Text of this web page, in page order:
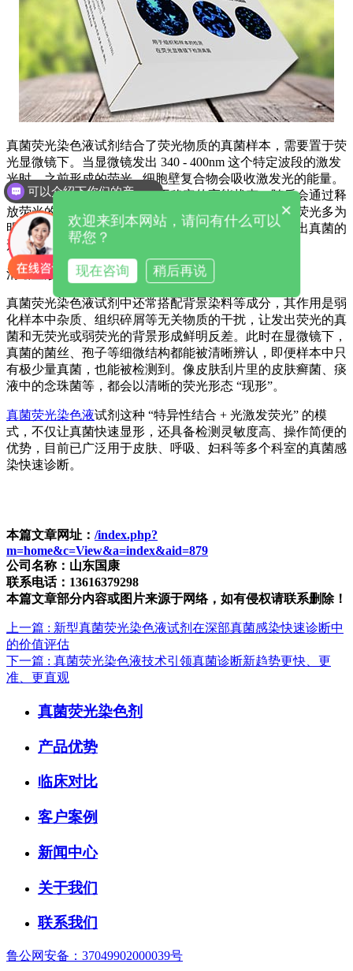
真菌荧光染色液试剂结合了荧光物质的真菌样本，需要置于荧
光显微镜下。当显微镜发出 340 - 400nm 这个特定波段的激发
光时，之前形成的荧光 - 细胞壁复合物会吸收激发光的能量。
吸收能量后的复合物会处于不稳定的高能状态，随后会通过释
放荧光的方式回到稳定状态。通常情况下，释放出的荧光多为
明亮的蓝绿色，这种荧光信号强度高，能清晰地凸显出真菌的
形态。
清晰显形：反差对比助力精准观察
真菌荧光染色液试剂中还常搭配背景染料等成分，其作用是弱
化样本中杂质、组织碎屑等无关物质的干扰，让发出荧光的真
菌和无荧光或弱荧光的背景形成鲜明反差。此时在显微镜下，
真菌的菌丝、孢子等细微结构都能被清晰辨认，即便样本中只
有极少量真菌，也能被检测到。像皮肤刮片里的皮肤癣菌、痰
液中的念珠菌等，都会以清晰的荧光形态 “现形”。
真菌荧光染色液试剂这种 “特异性结合 + 光激发荧光” 的模
式，不仅让真菌快速显形，还具备检测灵敏度高、操作简便的
优势，目前已广泛用于皮肤、呼吸、妇科等多个科室的真菌感
染快速诊断。
本篇文章网址： /index.php?
m=home&c=View&a=index&aid=879
公司名称：山东国康
联系电话：13616379298
本篇文章部分内容或图片来源于网络，如有侵权请联系删除！
上一篇 : 新型真菌荧光染色液试剂在深部真菌感染快速诊断中
的价值评估
下一篇 : 真菌荧光染色液技术引领真菌诊断新趋势更快、更
准、更直观
真菌荧光染色剂
产品优势
临床对比
客户案例
新闻中心
关于我们
联系我们
鲁公网安备：37049902000039号
可以介绍下你们的产品么
×
欢迎来到本网站，请问有什么可以
帮您？
现在咨询 稍后再说